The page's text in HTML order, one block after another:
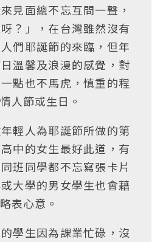
見面總不忘互問一聲，
呀？」，在台灣雖然沒有
們耶誕節的來臨，但年
溫馨及浪漫的感覺，對
點也不馬虎，慎重的程
人節或生日。
輕人為耶誕節所做的第
中的女生最好此道，有
班同學都不忘寫張卡片
大學的男女學生也會藉
表心意。
學生因為課業忙碌，沒